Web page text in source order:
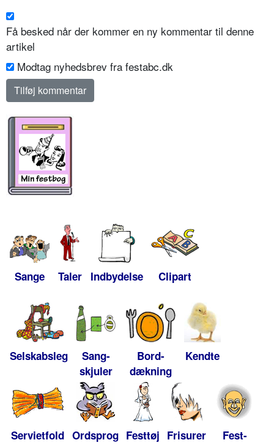
Få besked når der kommer en ny kommentar til denne
artikel
Modtag nyhedsbrev fra festabc.dk
Sange Taler Indbydelse Clipart
Selskabsleg
Sang-
skjuler
Bord-
dækning
Kendte
Servietfold Ordsprog Festtøj Frisurer
Fest-